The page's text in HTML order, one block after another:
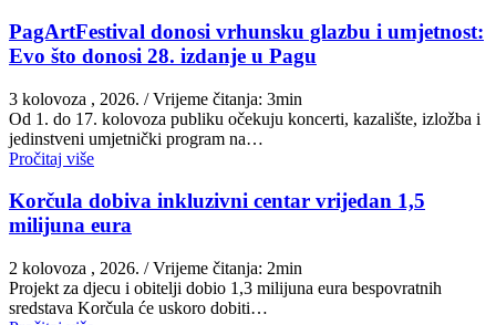
PagArtFestival donosi vrhunsku glazbu i umjetnost:
Evo što donosi 28. izdanje u Pagu
3 kolovoza , 2026. / Vrijeme čitanja: 3min
Od 1. do 17. kolovoza publiku očekuju koncerti, kazalište, izložba i
jedinstveni umjetnički program na…
Pročitaj više
Korčula dobiva inkluzivni centar vrijedan 1,5
milijuna eura
2 kolovoza , 2026. / Vrijeme čitanja: 2min
Projekt za djecu i obitelji dobio 1,3 milijuna eura bespovratnih
sredstava Korčula će uskoro dobiti…